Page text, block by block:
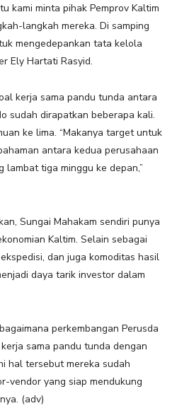
kami minta pihak Pemprov Kaltim
langkah mereka. Di samping
mengedepankan tata kelola
Ely Hartati Rasyid.
kerja sama pandu tunda antara
sudah dirapatkan beberapa kali.
ke lima. “Makanya target untuk
antara kedua perusahaan
tiga minggu ke depan,”
Sungai Mahakam sendiri punya
Kaltim. Selain sebagai
dan juga komoditas hasil
daya tarik investor dalam
perkembangan Perusda
sama pandu tunda dengan
hal tersebut mereka sudah
vendor yang siap mendukung
(adv)